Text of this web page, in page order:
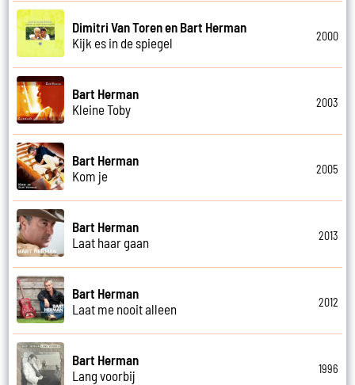
Dimitri Van Toren en Bart Herman
Kijk es in de spiegel
2000
Bart Herman
Kleine Toby
2003
Bart Herman
Kom je
2005
Bart Herman
Laat haar gaan
2013
Bart Herman
Laat me nooit alleen
2012
Bart Herman
Lang voorbij
1996